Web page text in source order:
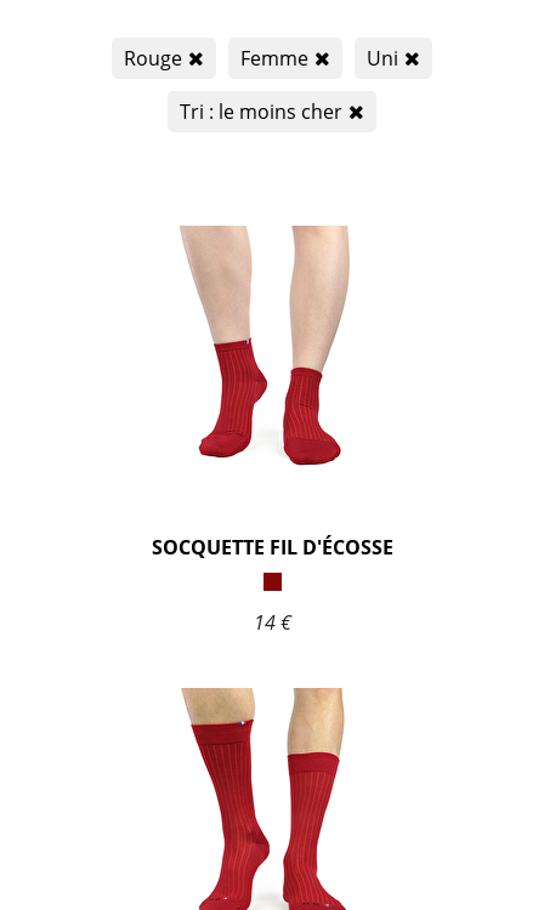
Rouge Femme
Uni
Tri : le moins cher
SOCQUETTE FIL D'ÉCOSSE
14 €